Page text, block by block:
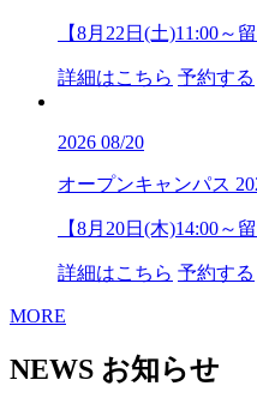
【8月22日(土)11:00～
詳細はこちら 予約する
2026 08/20
オープンキャンパス
【8月20日(木)14:00～
詳細はこちら 予約する
MORE
NEWS お知らせ